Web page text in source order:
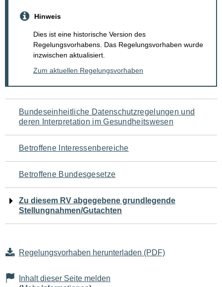
Hinweis
Dies ist eine historische Version des
Regelungsvorhabens. Das Regelungsvorhaben wurde
inzwischen aktualisiert.
Zum aktuellen Regelungsvorhaben
Navigation
für
den
Seiteninhalt
Bundeseinheitliche Datenschutzregelungen und
deren Interpretation im Gesundheitswesen
Betroffene Interessenbereiche
Betroffene Bundesgesetze
Zu diesem RV abgegebene grundlegende
Stellungnahmen/Gutachten
Regelungsvorhaben herunterladen (PDF)
Inhalt dieser Seite melden